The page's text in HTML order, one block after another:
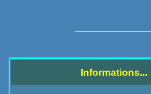
Informations...